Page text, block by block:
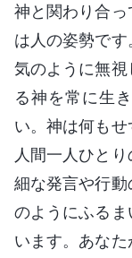
神と関わり合
は人の姿勢で
気のように無
る神を常に生
い。神は何も
人間一人ひと
細な発言や行
のようにふる
います。あな